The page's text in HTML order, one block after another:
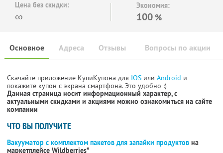
Цена без скидки:
∞
Экономия:
100 %
Основное Отзывы Вопросы по акции
Адреса
Скачайте приложение КупиКупона для IOS или Android и
покажите купон с экрана смартфона. Это удобно :)
Данная страница носит информационный характер, с
актуальными скидками и акциями можно ознакомиться на сайте
компании
ЧТО ВЫ ПОЛУЧИТЕ
Вакууматор с комплектом пакетов для запайки продуктов на
маркетплейсе Wildberries*